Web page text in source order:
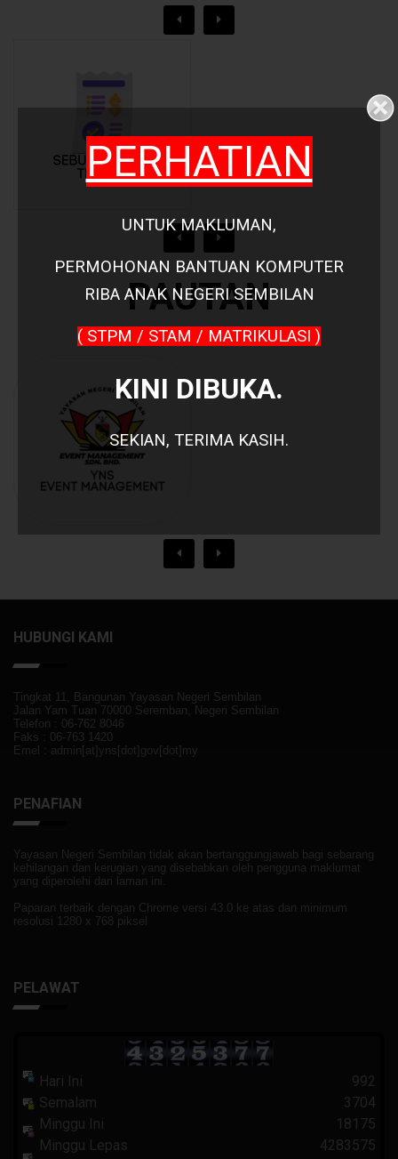
PAUTAN
HUBUNGI KAMI
Tingkat 11, Bangunan Yayasan Negeri Sembilan
Jalan Yam Tuan 70000 Seremban, Negeri Sembilan
Telefon : 06-762 8046
Faks : 06-763 1420
Emel : admin[at]yns[dot]gov[dot]my
PENAFIAN
Yayasan Negeri Sembilan tidak akan bertanggungjawab bagi sebarang
kehilangan dan kerugian yang disebabkan oleh pengguna maklumat
yang diperolehi dari laman ini.
Paparan terbaik dengan Chrome versi 43.0 ke atas dan minimum
resolusi 1280 x 768 piksel
PELAWAT
Hari Ini
Semalam
Minggu Ini
Minggu Lepas
992
3704
18175
4283575
PERHATIAN
UNTUK MAKLUMAN,
PERMOHONAN BANTUAN KOMPUTER
RIBA ANAK NEGERI SEMBILAN
( STPM / STAM / MATRIKULASI )
KINI DIBUKA.
SEKIAN, TERIMA KASIH.